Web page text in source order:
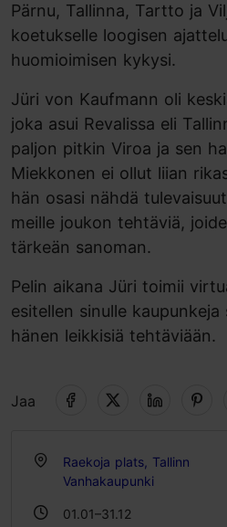
Pärnu, Tallinna, Tartto ja
koetukselle loogisen
huomioimisen kykysi.
Jüri von Kaufmann oli
joka asui Revalissa eli
paljon pitkin Viroa ja sen
Miekkonen ei ollut liian
hän osasi nähdä
meille joukon tehtäviä,
tärkeän sanoman.
Pelin aikana Jüri toimii
esitellen sinulle
hänen leikkisiä tehtäviään.
Jaa
Raekoja plats, Tallinn
Vanhakaupunki
01.01–31.12